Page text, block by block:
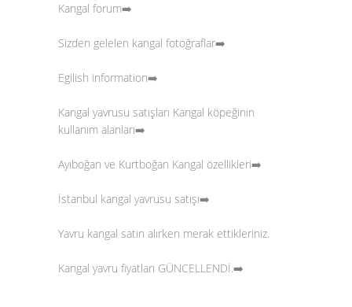
Kangal forum➡️
Sizden gelelen kangal fotoğraflar➡️
Egilish information➡️
Kangal yavrusu satışları Kangal köpeğinin
kullanım alanları➡️
Ayıboğan ve Kurtboğan Kangal özellikleri➡️
İstanbul kangal yavrusu satışı➡️
Yavru kangal satın alırken merak ettikleriniz.
Kangal yavru fiyatları GÜNCELLENDİ.➡️